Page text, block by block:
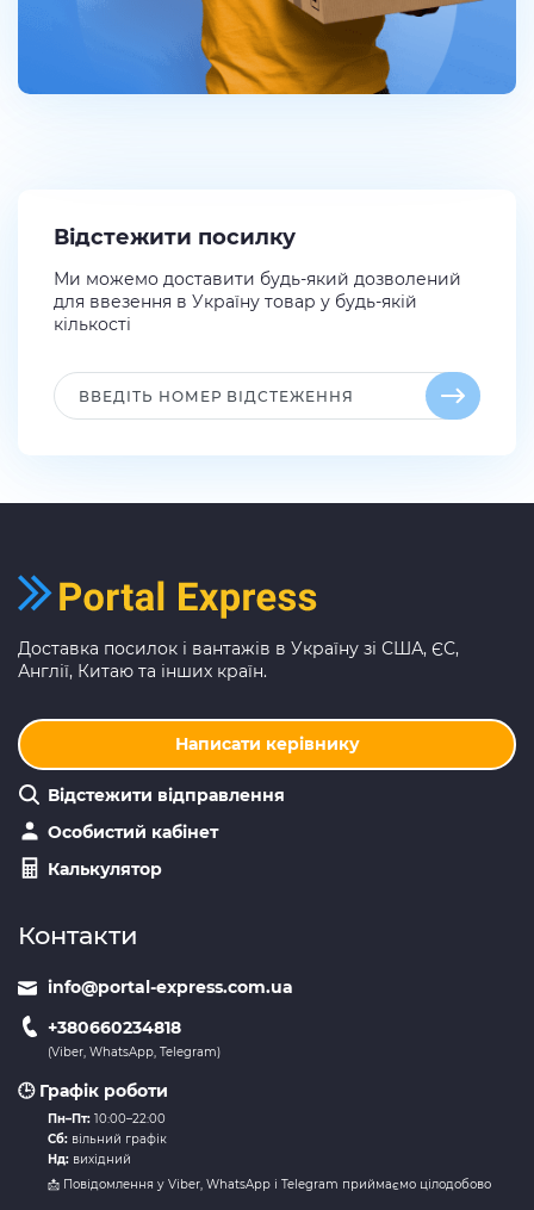
Відстежити посилку
Ми можемо доставити будь-який дозволений
для ввезення в Україну товар у будь-якій
кількості
Доставка посилок і вантажів в Україну зі США, ЄС,
Англії, Китаю та інших країн.
Написати керівнику
Відстежити відправлення
Особистий кабінет
Калькулятор
Контакти
info@portal-express.com.ua
+380660234818
(Viber, WhatsApp, Telegram)
🕒 Графік роботи
Пн–Пт: 10:00–22:00
Сб: вільний графік
Нд: вихідний
📩 Повідомлення у Viber, WhatsApp і Telegram приймаємо цілодобово